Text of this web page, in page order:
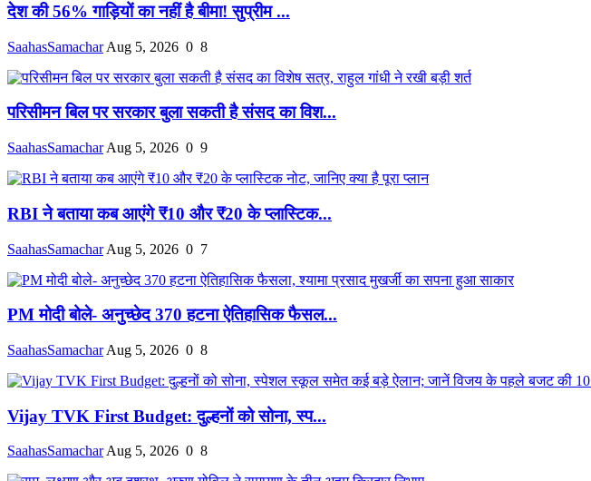
देश की 56% गाड़ियों का नहीं है बीमा! सुप्रीम ...
SaahasSamachar Aug 5, 2026 0 8
परिसीमन बिल पर सरकार बुला सकती है संसद का विश...
SaahasSamachar Aug 5, 2026 0 9
RBI ने बताया कब आएंगे ₹10 और ₹20 के प्लास्टिक...
SaahasSamachar Aug 5, 2026 0 7
PM मोदी बोले- अनुच्छेद 370 हटना ऐतिहासिक फैसल...
SaahasSamachar Aug 5, 2026 0 8
Vijay TVK First Budget: दुल्हनों को सोना, स्प...
SaahasSamachar Aug 5, 2026 0 8